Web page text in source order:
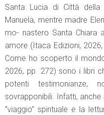
Santa Lucia di Città
Manuela, mentre madre
mo- nastero Santa Chiara
amore (Itaca Edizioni,
Come ho scoperto il
2026, pp. 272) sono i libri
potenti
sovrapponibili. Infatti,
“viaggio” spirituale e la